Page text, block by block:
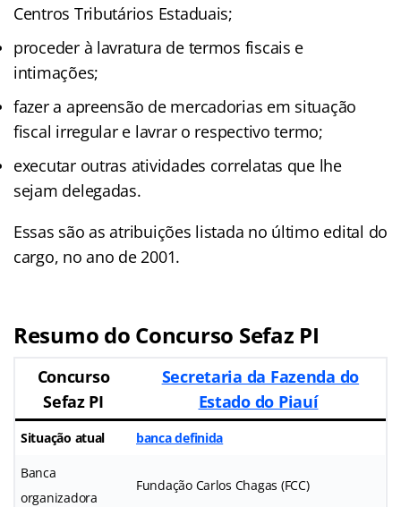
Centros Tributários Estaduais;
proceder à lavratura de termos fiscais e
intimações;
fazer a apreensão de mercadorias em situação
fiscal irregular e lavrar o respectivo termo;
executar outras atividades correlatas que lhe
sejam delegadas.
Essas são as atribuições listada no último edital do
cargo, no ano de 2001.
Resumo do Concurso Sefaz PI
Concurso
Sefaz PI
Secretaria da Fazenda do
Estado do Piauí
Situação atual banca definida
Banca
organizadora
Fundação Carlos Chagas (FCC)